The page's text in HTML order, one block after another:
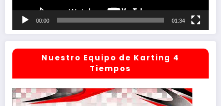
00:00 01:34
Nuestro Equipo de Karting 4
Tiempos